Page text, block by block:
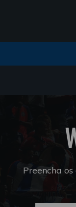
Preencha